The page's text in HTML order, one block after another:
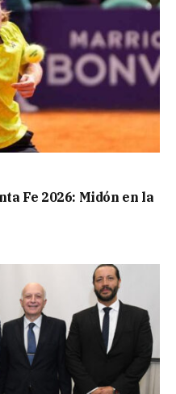
Fe 2026: Midón en la